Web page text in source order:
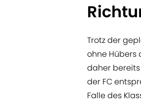
Trotz der
ohne Hübers
daher
der FC
Falle des